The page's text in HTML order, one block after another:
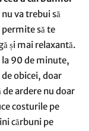
va trebui să
permite să te
și mai relaxantă.
90 de minute,
obicei, doar
ardere nu doar
costurile pe
cărbuni pe